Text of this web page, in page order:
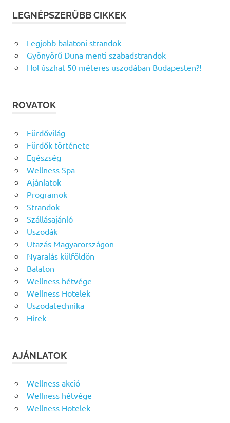
LEGNÉPSZERŰBB CIKKEK
Legjobb balatoni strandok
Gyönyörű Duna menti szabadstrandok
Hol úszhat 50 méteres uszodában Budapesten?!
ROVATOK
Fürdővilág
Fürdők története
Egészség
Wellness Spa
Ajánlatok
Programok
Strandok
Szállásajánló
Uszodák
Utazás Magyarországon
Nyaralás külföldön
Balaton
Wellness hétvége
Wellness Hotelek
Uszodatechnika
Hírek
AJÁNLATOK
Wellness akció
Wellness hétvége
Wellness Hotelek